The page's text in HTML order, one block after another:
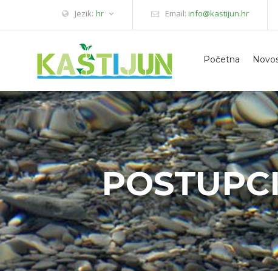
Jezik: hr Email: info@kastijun.hr
Početna